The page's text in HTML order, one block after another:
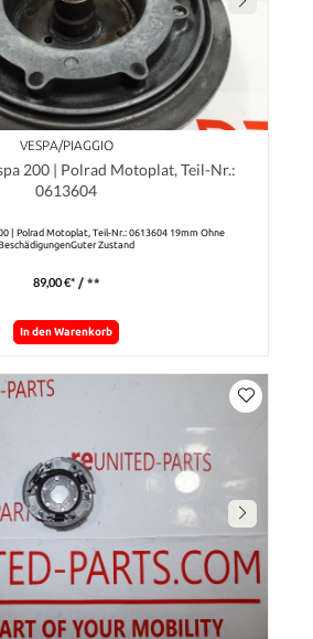
VESPA/PIAGGIO
200 | Polrad Motoplat, Teil-Nr.:
0613604
| Polrad Motoplat, Teil-Nr.: 0613604 19mm Ohne
Zustand
89,00 €* / **
In den Warenkorb